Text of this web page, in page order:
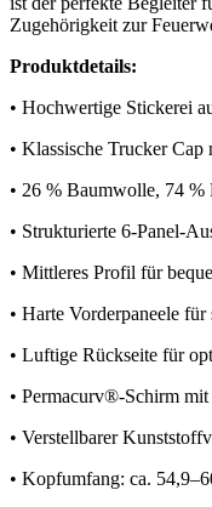
Zugehörigkeit zur
Produktdetails:
• Hochwertige Stickerei
• Klassische Trucker
• 26 % Baumwolle, 74 %
• Strukturierte 6-Panel-
• Mittleres Profil für
• Harte Vorderpaneele
• Luftige Rückseite für
• Permacurv®-Schirm mit
• Verstellbarer
• Kopfumfang: ca.